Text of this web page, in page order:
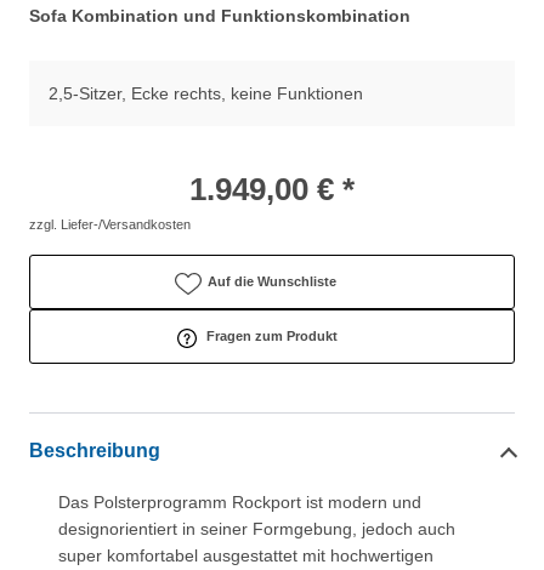
Sofa Kombination und Funktionskombination
2,5-Sitzer, Ecke rechts, keine Funktionen
1.949,00 € *
zzgl. Liefer-/Versandkosten
Auf die Wunschliste
Fragen zum Produkt
Beschreibung
Das Polsterprogramm Rockport ist modern und
designorientiert in seiner Formgebung, jedoch auch
super komfortabel ausgestattet mit hochwertigen